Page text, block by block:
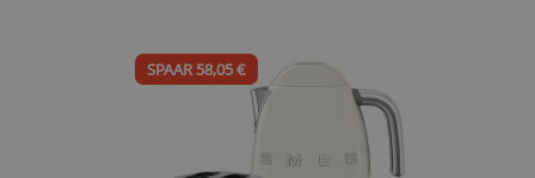
SPAAR 58,05 €